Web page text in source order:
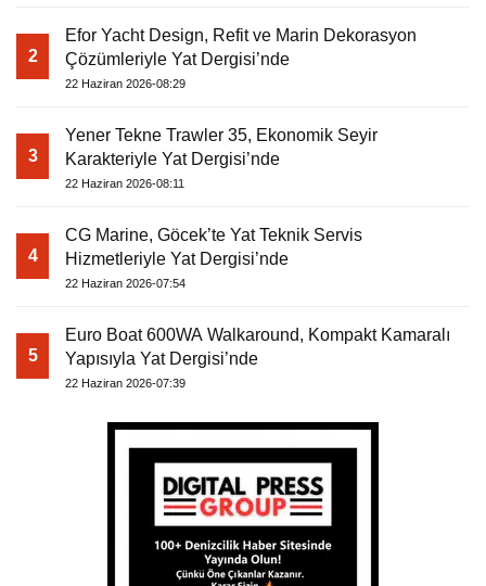
2
Efor Yacht Design, Refit ve Marin Dekorasyon
Çözümleriyle Yat Dergisi’nde
22 Haziran 2026-08:29
3
Yener Tekne Trawler 35, Ekonomik Seyir
Karakteriyle Yat Dergisi’nde
22 Haziran 2026-08:11
4
CG Marine, Göcek’te Yat Teknik Servis
Hizmetleriyle Yat Dergisi’nde
22 Haziran 2026-07:54
5
Euro Boat 600WA Walkaround, Kompakt Kamaralı
Yapısıyla Yat Dergisi’nde
22 Haziran 2026-07:39